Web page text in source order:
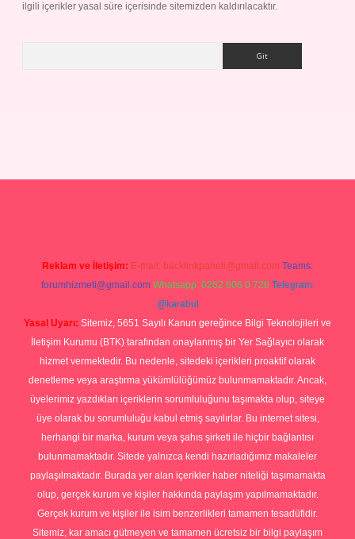
ilgili içerikler yasal süre içerisinde sitemizden kaldırılacaktır.
Reklam ve İletişim: E-mail: backlinkpaneli@gmail.com Teams:
forumhizmeti@gmail.com Whatsapp: 0262 606 0 726 Telegram:
@karabul
Yasal Uyarı: Sitemiz, 5651 Sayılı Kanun gereğince Bilgi Teknolojileri ve
İletişim Kurumu (BTK) tarafından onaylanmış bir Yer Sağlayıcı olarak
hizmet vermektedir. Bu nedenle, sitedeki içerikleri proaktif olarak
denetleme veya araştırma yükümlülüğümüz bulunmamaktadır. Ancak,
üyelerimiz yazdıkları içeriklerin sorumluluğunu taşımakta olup, siteye
üye olarak bu sorumluluğu kabul etmiş sayılırlar. Bu internet sitesi,
herhangi bir marka, kurum veya şahıs şirketi ile hiçbir bağlantısı
bulunmamaktadır. Sitede yalnızca kendi hazırladığımız makaleler
paylaşılmaktadır. Burada yer alan içerikler haber niteliği taşımamakta
olup, gerçek kurum ve kişiler hakkında paylaşım yapılmamaktadır.
Gerçek kurum ve kişiler ile isim benzerlikleri tamamen tesadüfidir.
Sitemiz, kar amacı gütmeyen ve tamamen ücretsiz bir bilgi paylaşım